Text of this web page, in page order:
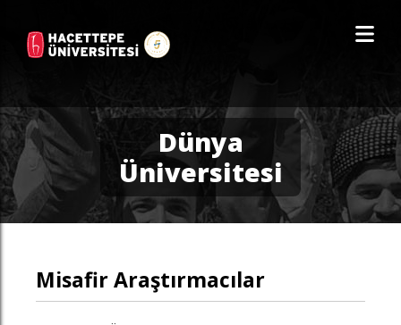
Dünya
Üniversitesi
Misafir Araştırmacılar